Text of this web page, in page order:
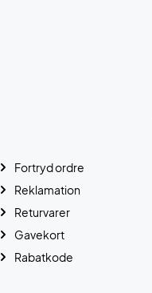
Fortryd ordre
Reklamation
Returvarer
Gavekort
Rabatkode